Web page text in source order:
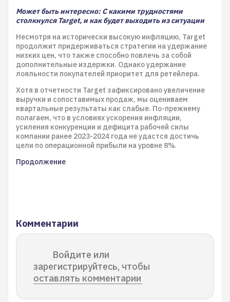
Может быть интересно: С какими трудностями
столкнулся Target, и как будет выходить из ситуации
Несмотря на исторически высокую инфляцию, Target
продолжит придерживаться стратегии на удержание
низких цен, что также способно повлечь за собой
дополнительные издержки. Однако удержание
лояльности покупателей приоритет для ретейлера.
Хотя в отчетности Target зафиксировано увеличение
выручки и сопоставимых продаж, мы оцениваем
квартальные результаты как слабые. По-прежнему
полагаем, что в условиях ускорения инфляции,
усиления конкуренции и дефицита рабочей силы
компании ранее 2023-2024 года не удастся достичь
цели по операционной прибыли на уровне 8%.
Продолжение
Комментарии
Войдите или
зарегистрируйтесь, чтобы
оставлять комментарии